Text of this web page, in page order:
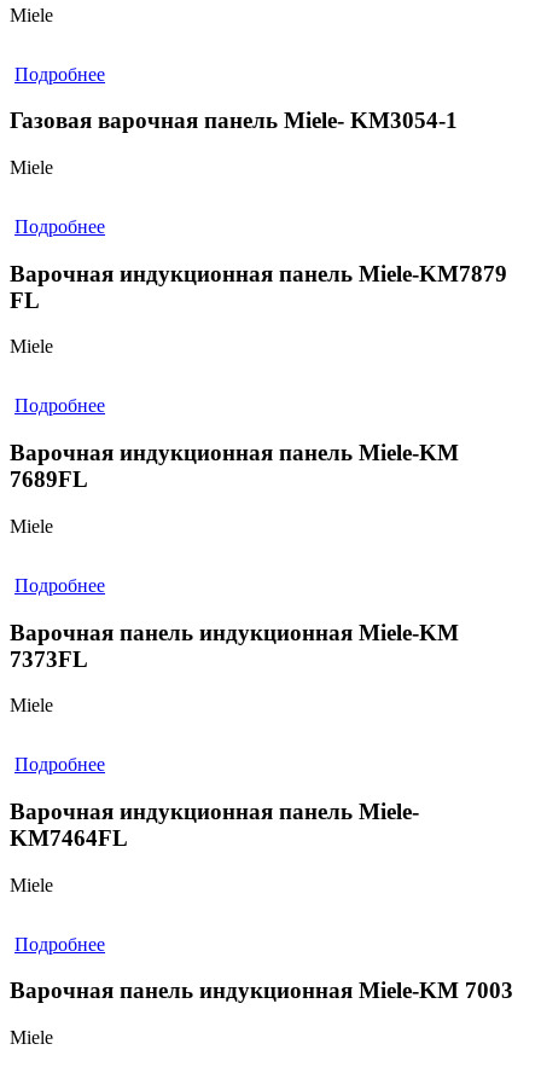
Miele
Подробнее
Газовая варочная панель Miele- KM3054-1
Miele
Подробнее
Варочная индукционная панель Miele-KM7879
FL
Miele
Подробнее
Варочная индукционная панель Miele-KM
7689FL
Miele
Подробнее
Варочная панель индукционная Miele-KM
7373FL
Miele
Подробнее
Варочная индукционная панель Miele-
KM7464FL
Miele
Подробнее
Варочная панель индукционная Miele-KM 7003
Miele